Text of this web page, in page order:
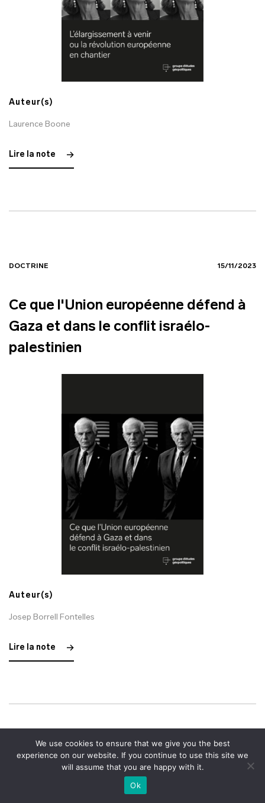
Auteur(s)
Laurence Boone
Lire la note
DOCTRINE 15/11/2023
Ce que l'Union européenne défend à
Gaza et dans le conflit israélo-
palestinien
Auteur(s)
Josep Borrell Fontelles
Lire la note
DOCTRINE 31/10/2023
Henry Kissinger : Organiser un
We use cookies to ensure that we give you the best
experience on our website. If you continue to use this site we
will assume that you are happy with it.
Ok